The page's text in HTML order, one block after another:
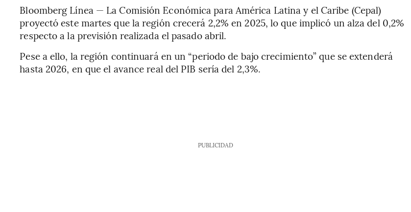
Bloomberg Línea — La Comisión Económica para América Latina y el Caribe (Cepal)
proyectó este martes que la región crecerá 2,2% en 2025, lo que implicó un alza del 0,2%
respecto a la previsión realizada el pasado abril.
Pese a ello, la región continuará en un “periodo de bajo crecimiento” que se extenderá
hasta 2026, en que el avance real del PIB sería del 2,3%.
PUBLICIDAD